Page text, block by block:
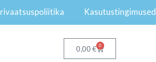
Kasutustingimused
0,00€ 0